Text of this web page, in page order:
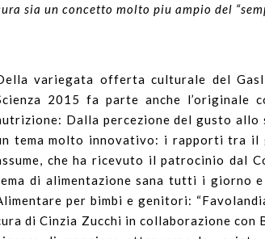
sia un concetto molto piu ampio del
variegata offerta culturale del
2015 fa parte anche l’originale
Dalla percezione del gusto allo
tema molto innovativo: i rapporti tra
che ha ricevuto il patrocinio dal
di alimentazione sana tutti i giorno
per bimbi e genitori:
di Cinzia Zucchi in collaborazione con